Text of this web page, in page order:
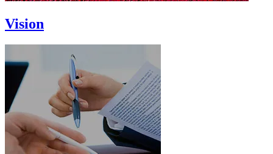
Vision